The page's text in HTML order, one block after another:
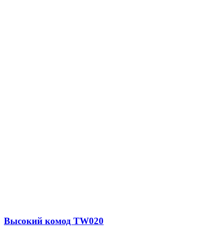
Высокий комод TW020